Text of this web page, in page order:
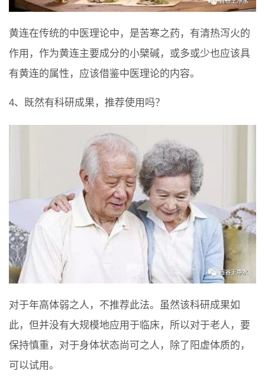
黄连在传统的中医理论中，是苦寒之药，有清热泻火的
作用，作为黄连主要成分的小檗碱，或多或少也应该具
有黄连的属性，应该借鉴中医理论的内容。
4、既然有科研成果，推荐使用吗？
对于年高体弱之人，不推荐此法。虽然该科研成果如
此，但并没有大规模地应用于临床，所以对于老人，要
保持慎重，对于身体状态尚可之人，除了阳虚体质的，
可以试用。